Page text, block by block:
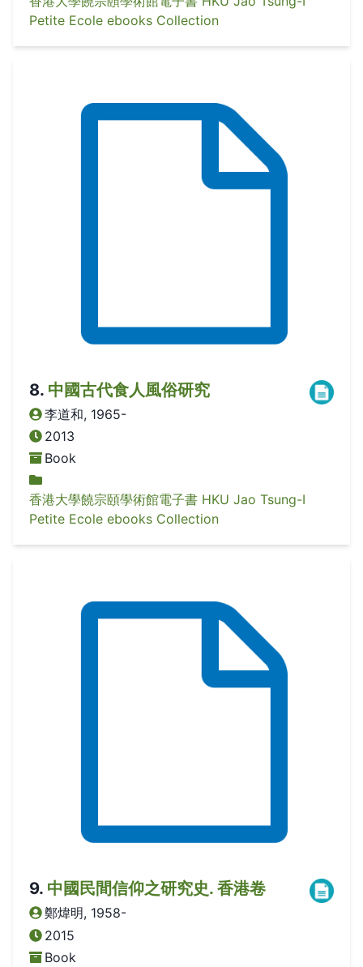
Petite Ecole ebooks Collection
8. 中國古代食人風俗研究
李道和, 1965-
2013
Book
香港大學饒宗頤學術館電子書 HKU Jao Tsung-I
Petite Ecole ebooks Collection
9. 中國民間信仰之研究史. 香港卷
鄭煒明, 1958-
2015
Book